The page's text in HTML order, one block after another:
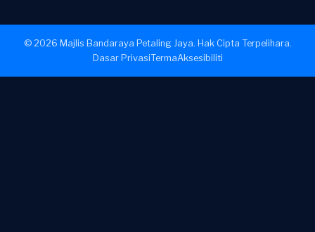
© 2026 Majlis Bandaraya Petaling Jaya. Hak Cipta Terpelihara.
Dasar PrivasiTermaAksesibiliti